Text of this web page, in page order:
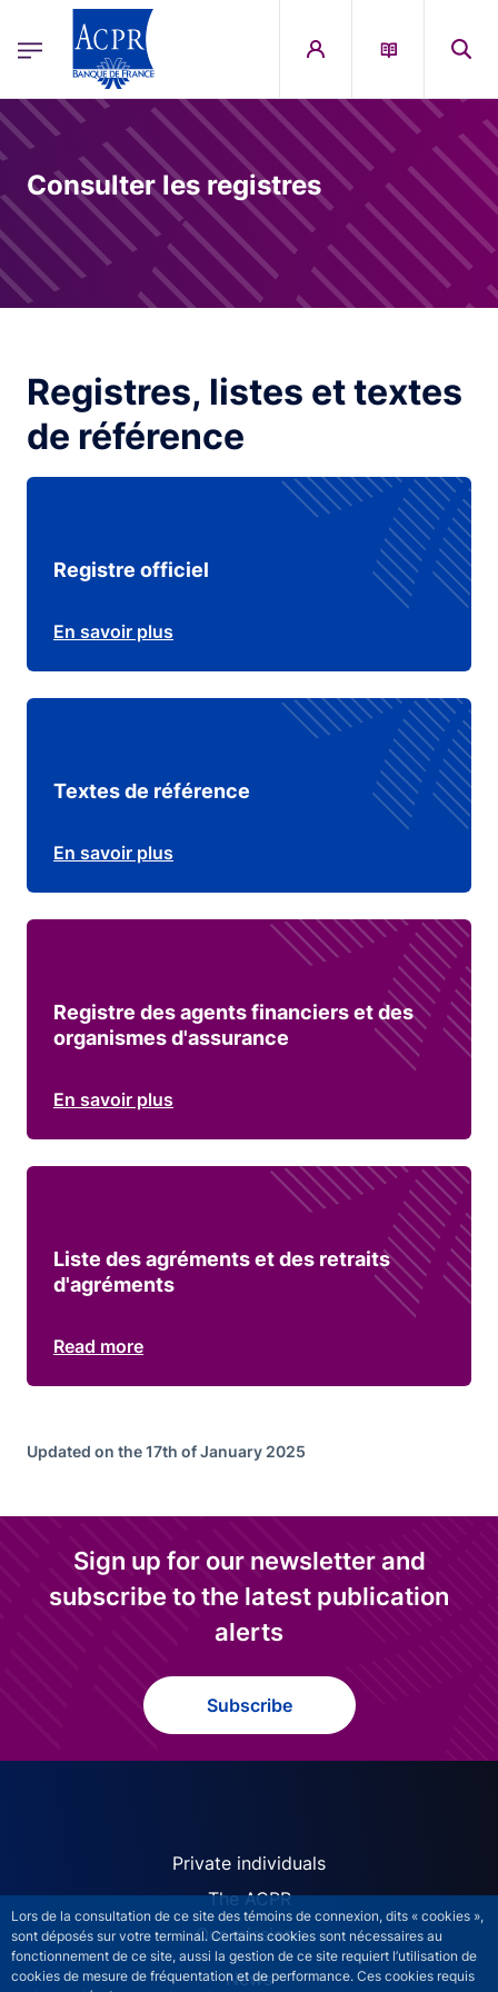
Lors de la consultation de ce site des témoins de connexion, dits « cookies »,
sont déposés sur votre terminal. Certains cookies sont nécessaires au
fonctionnement de ce site, aussi la gestion de ce site requiert l’utilisation de
cookies de mesure de fréquentation et de performance. Ces cookies requis
ACPR Menu Principal (English)
Consulter les registres
Registres, listes et textes
de référence
Registre officiel
En savoir plus
Textes de référence
En savoir plus
Registre des agents financiers et des
organismes d'assurance
En savoir plus
Liste des agréments et des retraits
d'agréments
Read more
Updated on the 17th of January 2025
Sign up for our newsletter and
subscribe to the latest publication
alerts
Subscribe
ACPR site navigation
Private individuals
The ACPR
Our missions
News